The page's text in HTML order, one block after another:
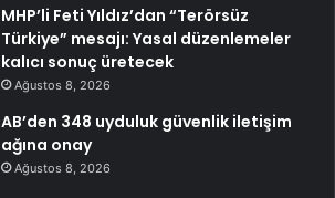
MHP’li Feti Yıldız’dan “Terörsüz
Türkiye” mesajı: Yasal düzenlemeler
kalıcı sonuç üretecek
Ağustos 8, 2026
AB’den 348 uyduluk güvenlik iletişim
ağına onay
Ağustos 8, 2026